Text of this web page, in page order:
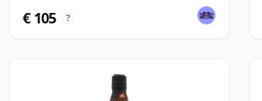
€ 105 ?